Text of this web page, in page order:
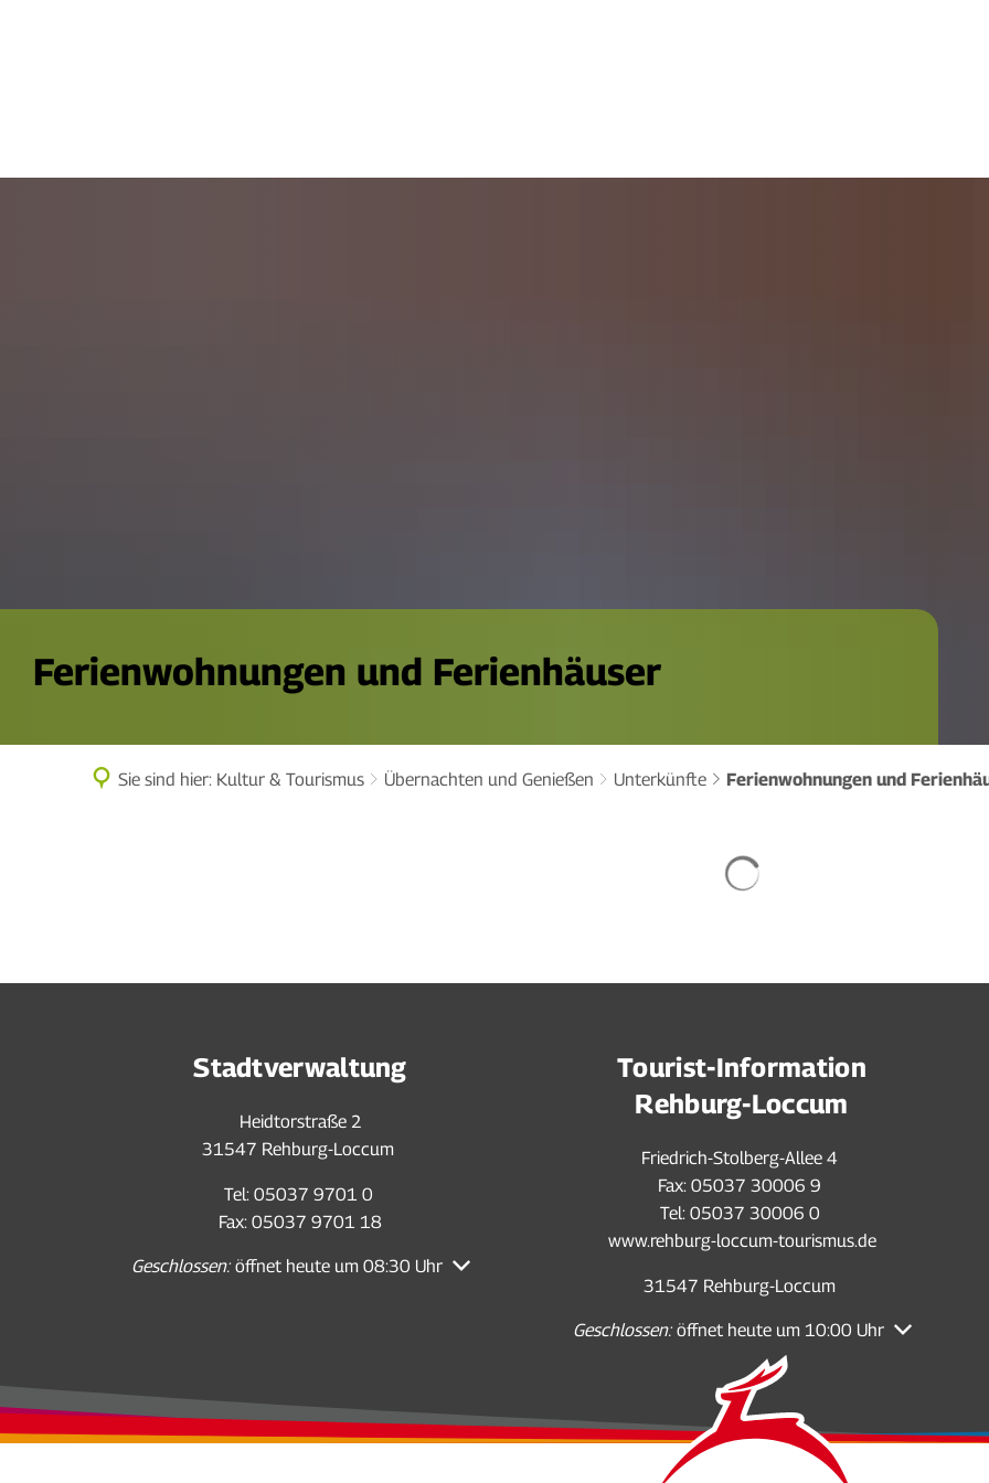
Ferienwohnungen und Ferienhäuser
Sie sind hier: Kultur & Tourismus Übernachten und Genießen Unterkünfte Ferienwohnungen und
Ferienhäuser
Stadtverwaltung
Heidtorstraße 2
31547 Rehburg-Loccum
Tel: 05037 9701 0
Fax: 05037 9701 18
Klicken, um weitere Öffnungs- oder Schließzeiten auszublenden
Geschlossen: öffnet heute um 08:30 Uhr
Tourist-Information
Rehburg-Loccum
Friedrich-Stolberg-Allee 4
Fax: 05037 30006 9
Tel: 05037 30006 0
www.rehburg-loccum-tourismus.de
31547 Rehburg-Loccum
Klicken, um weitere Öffnungs- oder Schließzeiten
Geschlossen: öffnet heute um 10:00 Uhr